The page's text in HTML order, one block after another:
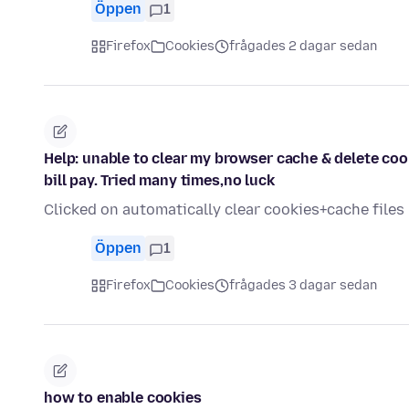
Öppen 1
Firefox Cookies frågades 2 dagar sedan
Help: unable to clear my browser cache & delete
bill pay. Tried many times,no luck
Clicked on automatically clear cookies+cache files
Öppen 1
Firefox Cookies frågades 3 dagar sedan
how to enable cookies